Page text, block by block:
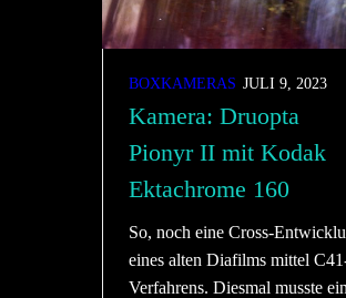
BOXKAMERAS JULI 9, 2023
Kamera: Druopta
Pionyr II mit Kodak
Ektachrome 160
So, noch eine Cross-
eines alten Diafilms mittel
Verfahrens. Diesmal musste ein